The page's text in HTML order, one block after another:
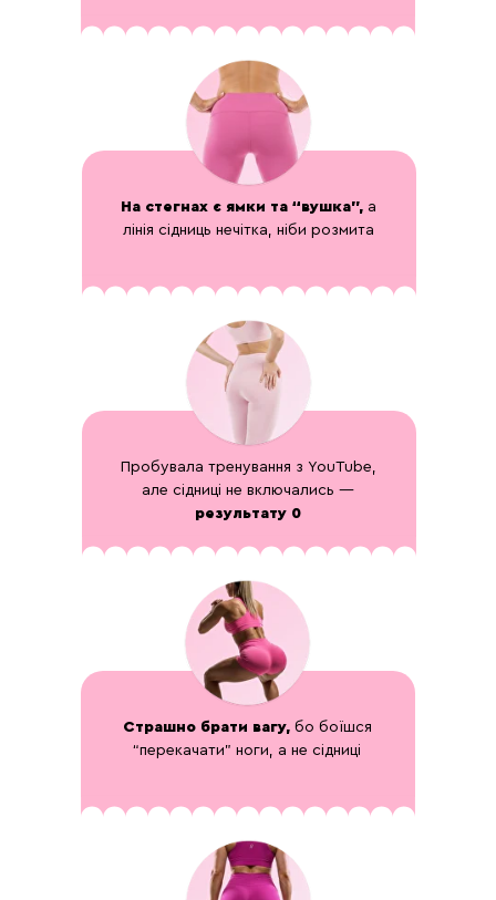
Пробувала тренування з YouTube,
але сідниці не включались —
результату 0
На стегнах є ямки та “вушка”,а
лінія сідниць нечітка, ніби розмита
Страшно брати вагу, бо боїшся
“перекачати” ноги, а не сідниці